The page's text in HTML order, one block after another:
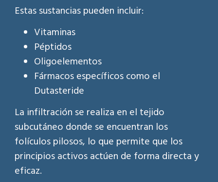
Estas sustancias pueden incluir:
Vitaminas
Péptidos
Oligoelementos
Fármacos específicos como el
Dutasteride
La infiltración se realiza en el tejido
subcutáneo donde se encuentran los
folículos pilosos, lo que permite que los
principios activos actúen de forma directa y
eficaz.